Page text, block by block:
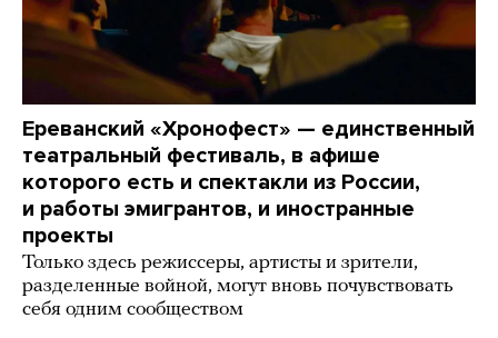
Ереванский «Хронофест» — единственный
театральный фестиваль, в афише
которого есть и спектакли из России,
и работы эмигрантов, и иностранные
проекты
Только здесь режиссеры, артисты и зрители,
разделенные войной, могут вновь почувствовать
себя одним сообществом